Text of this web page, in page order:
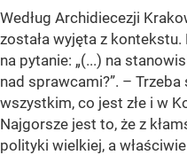
Według Archidiecezji
została wyjęta z
na pytanie: „(...) na
nad sprawcami?”. – Trzeba
wszystkim, co jest złe i w
Najgorsze jest to, że z
polityki wielkiej, a